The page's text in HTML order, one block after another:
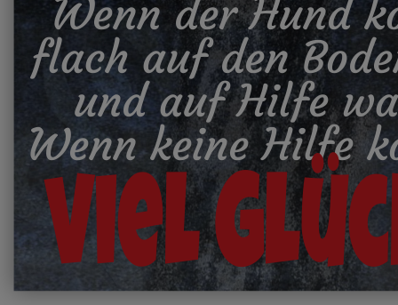
Wenn der Hund
flach auf den
und auf Hilfe
Wenn keine Hilfe
viel